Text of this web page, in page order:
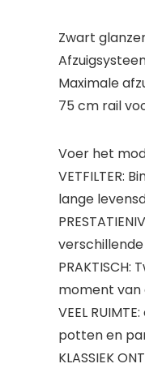
Zwart
Maximale
75 cm rail
Voer het
VETFILTER:
lange
verschillende
moment van
VEEL
potten en
KLASSIEK